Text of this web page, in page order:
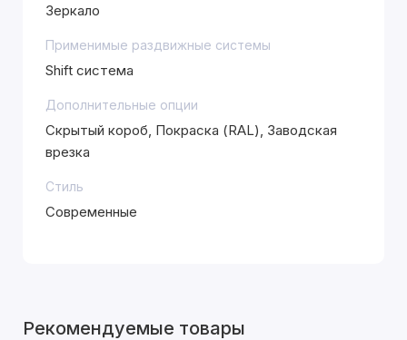
Зеркало
Применимые раздвижные системы
Shift система
Дополнительные опции
Скрытый короб, Покраска (RAL), Заводская
врезка
Стиль
Современные
Рекомендуемые товары